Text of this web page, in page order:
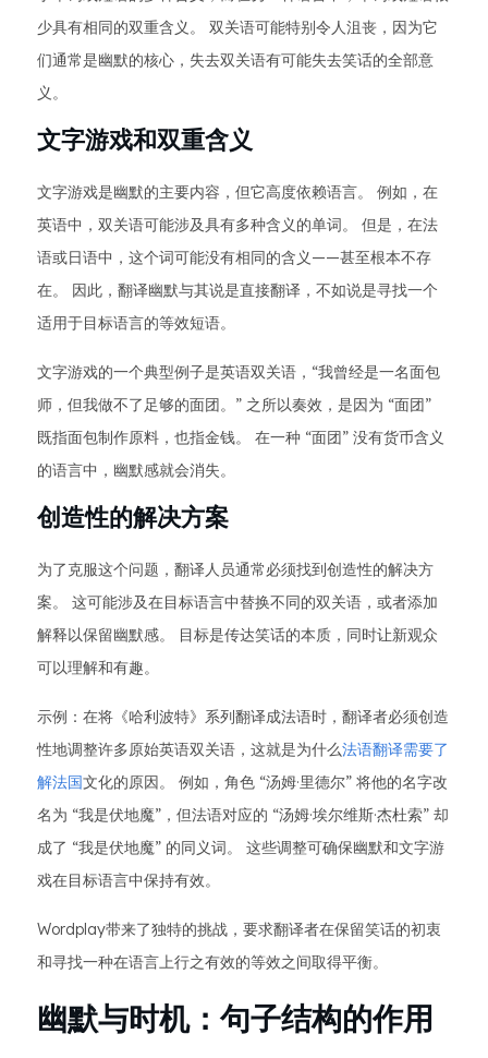
少具有相同的双重含义。 双关语可能特别令人沮丧，因为它
们通常是幽默的核心，失去双关语有可能失去笑话的全部意
义。
文字游戏和双重含义
文字游戏是幽默的主要内容，但它高度依赖语言。 例如，在
英语中，双关语可能涉及具有多种含义的单词。 但是，在法
语或日语中，这个词可能没有相同的含义——甚至根本不存
在。 因此，翻译幽默与其说是直接翻译，不如说是寻找一个
适用于目标语言的等效短语。
文字游戏的一个典型例子是英语双关语，“我曾经是一名面包
师，但我做不了足够的面团。” 之所以奏效，是因为 “面团”
既指面包制作原料，也指金钱。 在一种 “面团” 没有货币含义
的语言中，幽默感就会消失。
创造性的解决方案
为了克服这个问题，翻译人员通常必须找到创造性的解决方
案。 这可能涉及在目标语言中替换不同的双关语，或者添加
解释以保留幽默感。 目标是传达笑话的本质，同时让新观众
可以理解和有趣。
示例：在将《哈利波特》系列翻译成法语时，翻译者必须创造
性地调整许多原始英语双关语，这就是为什么法语翻译需要了
解法国文化的原因。 例如，角色 “汤姆·里德尔” 将他的名字改
名为 “我是伏地魔”，但法语对应的 “汤姆·埃尔维斯·杰杜索” 却
成了 “我是伏地魔” 的同义词。 这些调整可确保幽默和文字游
戏在目标语言中保持有效。
Wordplay带来了独特的挑战，要求翻译者在保留笑话的初衷
和寻找一种在语言上行之有效的等效之间取得平衡。
幽默与时机：句子结构的作用